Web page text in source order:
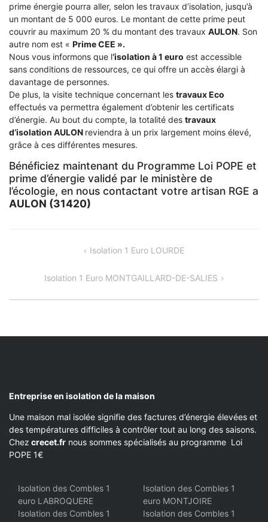
prime énergie pourra aller, selon les travaux d’isolation, jusqu’à
un montant de 5 000 euros. Le montant de cette prime peut
couvrir au maximum 20 % du montant des travaux AULON. Son
autre nom est « Prime CEE ».
Nous vous informons que l‘isolation à 1 euro est accessible
sans conditions de ressources, ce qui offre un accès élargi à
davantage de personnes.
De plus, la visite technique concernant les travaux Eco
effectués va permettra également d’obtenir les certificats
d’énergie. Au bout du compte, la totalité des travaux
d’isolation AULON reviendra à un prix largement moins élevé,
grâce à ces différentes mesures.
Bénéficiez maintenant du Programme Loi POPE et
prime d’énergie validé par le ministère de
l’écologie, en nous contactant votre artisan RGE a
AULON (31420)
L’ARTICLE
Isolation 1 Euro LOURDE
Isolation 1 Euro MONTGAILLARD-DE-SALIES
Entreprise en isolation de la maison
Une maison mal isolée signifie des factures d’énergie élevées et
des températures difficiles à contrôler tout au long des saisons.
Chez crecet.fr nous sommes spécialisés au programme Loi
POPE 1€
Isolation des Combles 1
euro LABROQUERE
Isolation des Combles 1
euro MONTJOIRE
Isolation des Combles 1
Isolation des Combles 1